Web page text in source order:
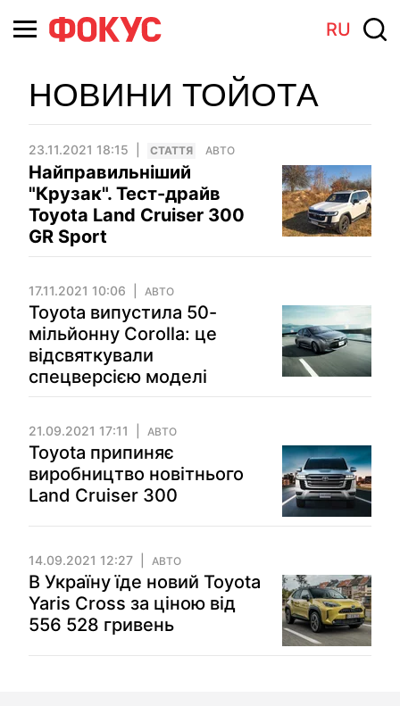
RU
НОВИНИ ТОЙОТА
23.11.2021 18:15 СТАТТЯ АВТО
Найправильніший
"Крузак". Тест-драйв
Toyota Land Cruiser 300
GR Sport
17.11.2021 10:06 АВТО
Toyota випустила 50-
мільйонну Corolla: це
відсвяткували
спецверсією моделі
21.09.2021 17:11 АВТО
Toyota припиняє
виробництво новітнього
Land Cruiser 300
14.09.2021 12:27 АВТО
В Україну їде новий Toyota
Yaris Cross за ціною від
556 528 гривень